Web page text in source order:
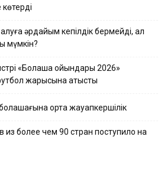
әрдайым кепілдік бермейді, ал
мүмкін?
«Болашақ ойындары 2026»
жарысына қатысты
ортақ жауапкершілік
более чем 90 стран поступило на